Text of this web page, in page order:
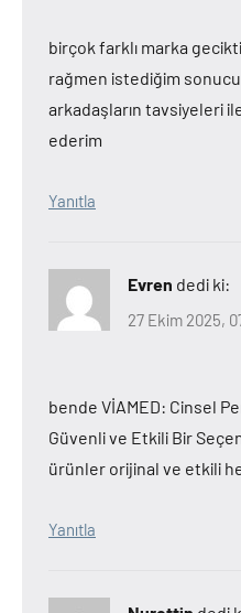
birçok farklı marka
rağmen istediğim sonucu
arkadaşların tavsiyeleri
ederim
Yanıtla
Evren dedi ki:
27 Ekim 2025,
bende VİAMED: Cinsel
Güvenli ve Etkili Bir
ürünler orijinal ve etkili
Yanıtla